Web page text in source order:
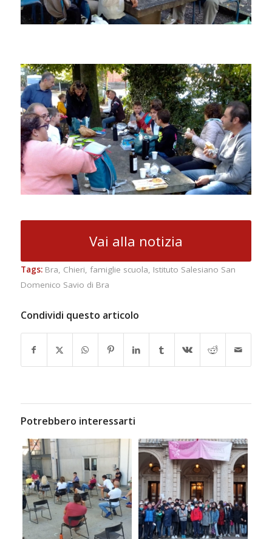
Vai alla notizia
Tags: Bra, Chieri, famiglie scuola, Istituto Salesiano San
Domenico Savio di Bra
Condividi questo articolo
Potrebbero interessarti